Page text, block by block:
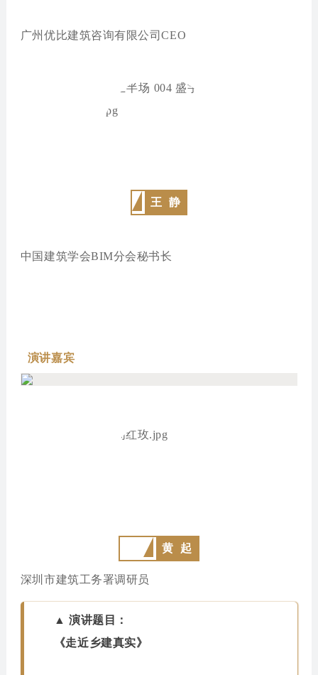
广州优比建筑咨询有限公司CEO
王 静
中国建筑学会BIM分会秘书长
演讲嘉宾
黄 起
深圳市建筑工务署调研员
▲ 演讲题目：
《走近乡建真实》